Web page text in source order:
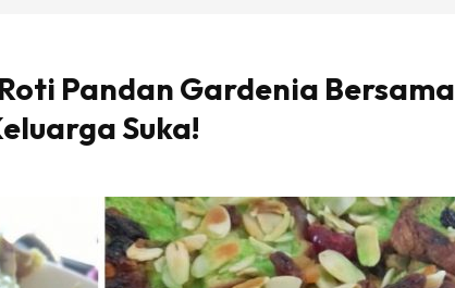
Pandan Gardenia Bersama
Suka!